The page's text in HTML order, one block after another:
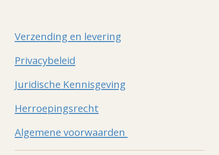
Verzending en levering
Privacybeleid
Juridische Kennisgeving
Herroepingsrecht
Algemene voorwaarden